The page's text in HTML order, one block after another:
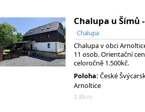
Chalupa u Šímů
Chalupa
Chalupa v obci
11 osob. Orientační
celoročně 1.500kč.
Poloha: České
Arnoltice
2.8km